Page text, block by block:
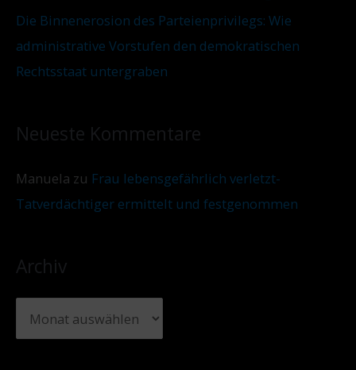
Die Binnenerosion des Parteienprivilegs: Wie
administrative Vorstufen den demokratischen
Rechtsstaat untergraben
Neueste Kommentare
Manuela zu Frau lebensgefährlich verletzt-
Tatverdächtiger ermittelt und festgenommen
Archiv